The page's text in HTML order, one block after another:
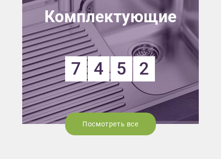
Комплектующие
7 4 5 2
Посмотреть все